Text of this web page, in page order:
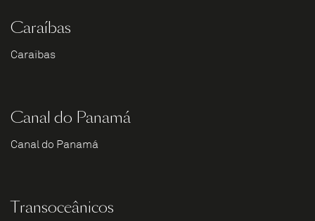
Caraíbas
Caraíbas
Canal do Panamá
Canal do Panamá
Transoceânicos